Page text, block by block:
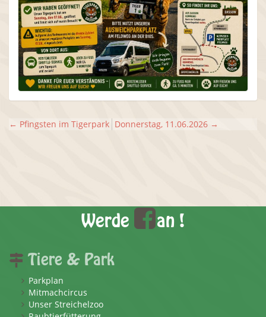
← Pfingsten im Tigerpark Donnerstag, 11.06.2026 →
Werde an !
Tiere & Park
Parkplan
Mitmachcircus
Unser Streichelzoo